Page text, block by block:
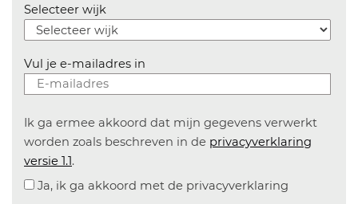
Selecteer wijk
Vul je e-mailadres in
Ik ga ermee akkoord dat mijn gegevens verwerkt
worden zoals beschreven in de privacyverklaring
versie 1.1.
Ja, ik ga akkoord met de privacyverklaring